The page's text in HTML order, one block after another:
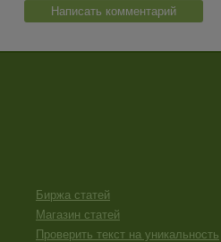
Написать комментарий
Биржа статей
Магазин статей
Проверить текст на уникальность